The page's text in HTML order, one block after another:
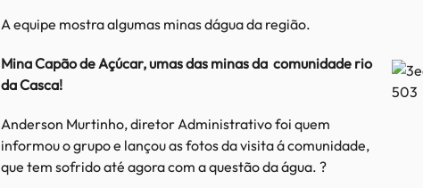
A equipe mostra algumas minas dágua da região.
Mina Capão de Açúcar, umas das minas da comunidade rio
da Casca!
Anderson Murtinho, diretor Administrativo foi quem
informou o grupo e lançou as fotos da visita á comunidade,
que tem sofrido até agora com a questão da água. ?